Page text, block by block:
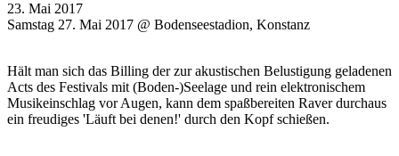
23. Mai 2017
Samstag 27. Mai 2017 @ Bodenseestadion, Konstanz
Hält man sich das Billing der zur akustischen Belustigung geladenen
Acts des Festivals mit (Boden-)Seelage und rein elektronischem
Musikeinschlag vor Augen, kann dem spaßbereiten Raver durchaus
ein freudiges 'Läuft bei denen!' durch den Kopf schießen.